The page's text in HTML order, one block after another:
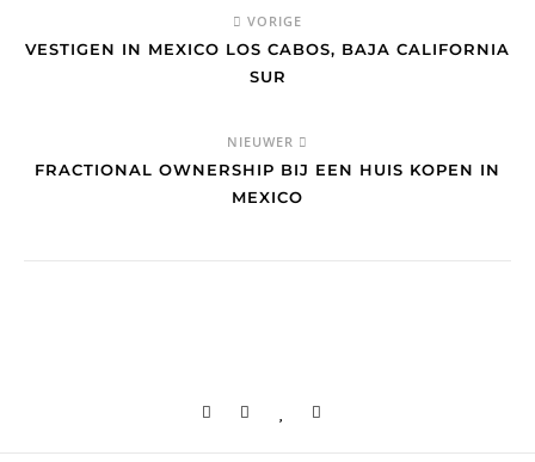
VORIGE
VESTIGEN IN MEXICO LOS CABOS, BAJA CALIFORNIA
SUR
NIEUWER
FRACTIONAL OWNERSHIP BIJ EEN HUIS KOPEN IN
MEXICO